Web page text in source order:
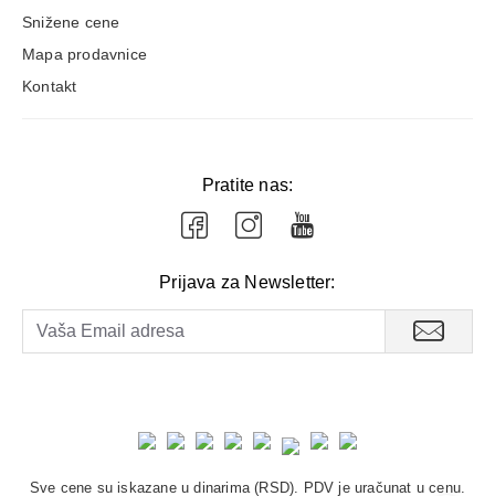
Snižene cene
Mapa prodavnice
Kontakt
Pratite nas:
Prijava za Newsletter:
Sve cene su iskazane u dinarima (RSD). PDV je uračunat u cenu.